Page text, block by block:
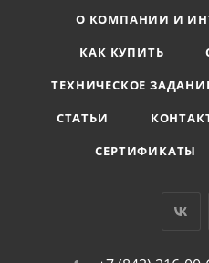
О КОМПАНИИ И
КАК КУПИТЬ
ТЕХНИЧЕСКОЕ
СТАТЬИ
СЕРТИФИКАТЫ